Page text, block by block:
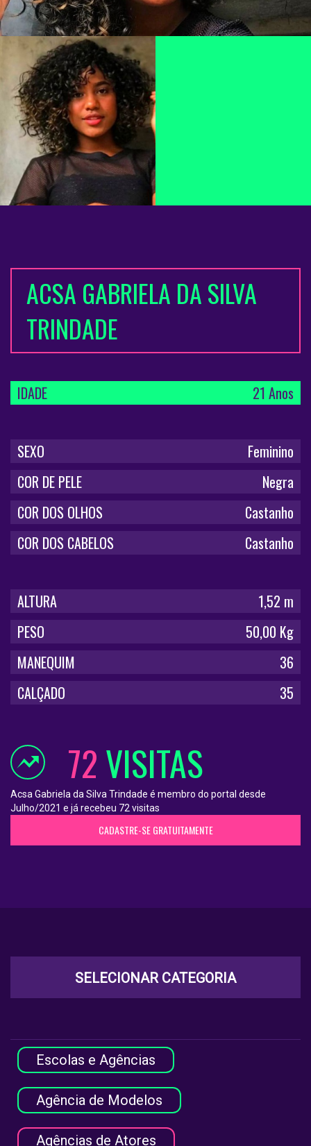
ACSA GABRIELA DA SILVA
TRINDADE
IDADE 21 Anos
SEXO
Feminino
COR DE PELE
Negra
COR DOS OLHOS
Castanho
COR DOS CABELOS
Castanho
ALTURA
1,52 m
PESO
50,00 Kg
MANEQUIM
36
CALÇADO
35
72VISITAS
Acsa Gabriela da Silva Trindade é membro do portal desde
Julho/2021 e já recebeu 72 visitas
CADASTRE-SE GRATUITAMENTE
SELECIONAR CATEGORIA
Escolas e Agências
Agência de Modelos
Agências de Atores